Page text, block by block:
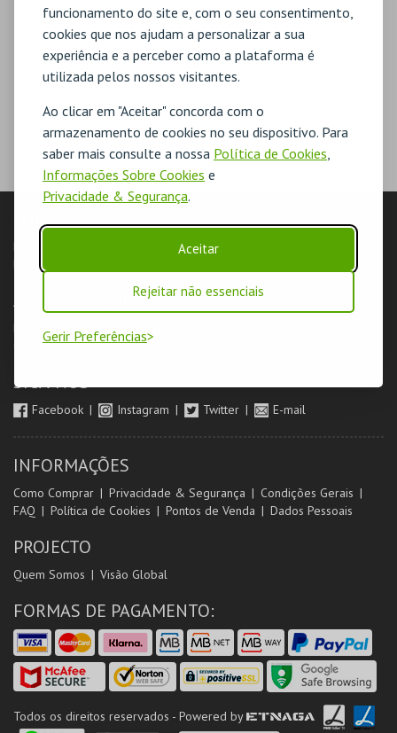
funcionamento do site e, com o seu consentimento,
cookies que nos ajudam a personalizar a sua
experiência e a perceber como a plataforma é
utilizada pelos nossos visitantes.
Ao clicar em "Aceitar" concorda com o
armazenamento de cookies no seu dispositivo. Para
saber mais consulte a nossa Política de Cookies
Informações Sobre Cookies e
Privacidade & Segurança.
Aceitar
Rejeitar não essenciais
Gerir Preferências
LOJA
Pesquisar Carrinho de compras Eventos
Livro de Reclamações
AUTENTICAÇÃO
Login & Registo de Clientes
Orientadores de Salas
SIGA-NOS
Facebook Instagram Twitter E-mail
INFORMAÇÕES
Como Comprar Privacidade & Segurança
Condições Gerais
FAQ
Política de Cookies Pontos de Venda Dados Pessoais
PROJECTO
Quem Somos Visão Global
FORMAS DE PAGAMENTO:
Todos os direitos reservados - Powered by ETNAGA